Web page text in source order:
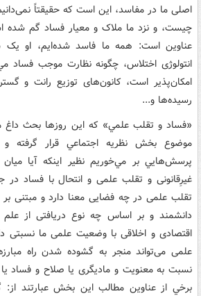
اصلی ما در مفاسد، این است که حقیقتاً
چیست، و نزد ما ملاک و معیار فساد گم شده
عناوين است: همه ما فاسد شده‌ايم، او يک
انتولوژی اختلاس، چگونه نظارت موجب فساد
امکان‌پذير است، کانون‌های توزیع رانت و
رسيده‌ها و...
«فساد و تقلب علمي» که اين روزها بحث
موضوع بخش نظريه اجتماعي قرار گرفته
پرسش‌هايي بر مي‌خوريم نظير اینکه آیا
غیرِقانونی و تقلب علمی و انتحال با فساد در
تقلب علمی در چه فضایی معنا دارد و مبتنی
دانشمند و بر اساس چه نوع دریافتی از
اقتصادی و اخلاقی با وضعیت علمی ما نسبتی
علمی می‌تواند منجر به گشوده ‌شدن راه
نسبت به معنویت و مادیگری یا صلاح و فساد
برخي از عناوين مطالب اين بخش عبارتند از: